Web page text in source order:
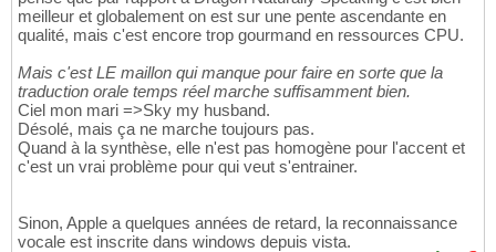
meilleur et globalement on est sur une pente ascendante en
qualité, mais c'est encore trop gourmand en ressources CPU.
Mais c'est LE maillon qui manque pour faire en sorte que la
traduction orale temps réel marche suffisamment bien.
Ciel mon mari =>Sky my husband.
Désolé, mais ça ne marche toujours pas.
Quand à la synthèse, elle n'est pas homogène pour l'accent et
c'est un vrai problème pour qui veut s'entrainer.
Sinon, Apple a quelques années de retard, la reconnaissance
vocale est inscrite dans windows depuis vista.